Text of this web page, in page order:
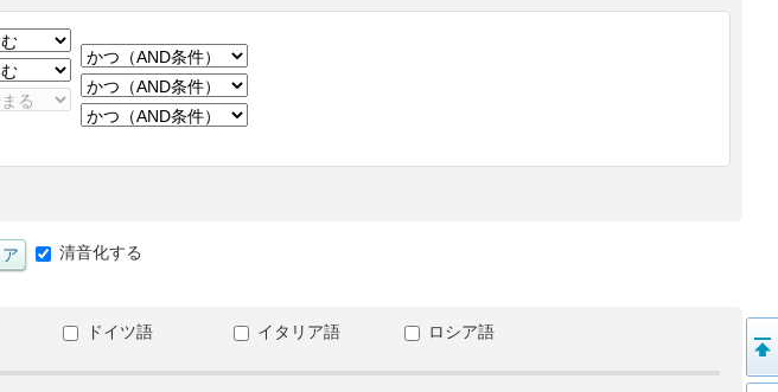
清音化する
ドイツ語 イタリア語
ロシア語